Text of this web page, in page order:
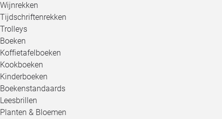
Wijnrekken
Tijdschriftenrekken
Trolleys
Boeken
Koffietafelboeken
Kookboeken
Kinderboeken
Boekenstandaards
Leesbrillen
Planten & Bloemen